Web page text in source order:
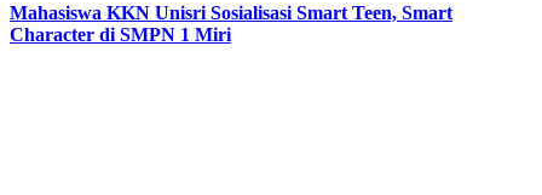
Mahasiswa KKN Unisri Sosialisasi Smart Teen, Smart
Character di SMPN 1 Miri